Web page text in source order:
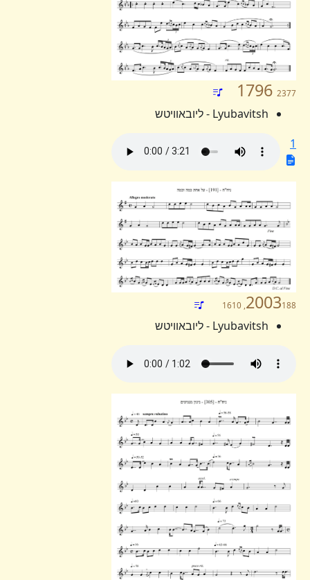
1796 2377
Lyubavitsh - ליובאוויטש
2003188, 1610
Lyubavitsh - ליובאוויטש